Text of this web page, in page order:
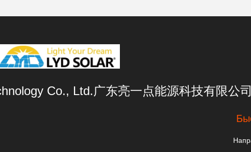
Co., Ltd.广东亮一点能源科技有限公司